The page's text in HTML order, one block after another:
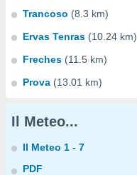
Trancoso (8.3 km)
Ervas Tenras (10.24 km)
Freches (11.5 km)
Prova (13.01 km)
Il Meteo...
Il Meteo 1 - 7
PDF